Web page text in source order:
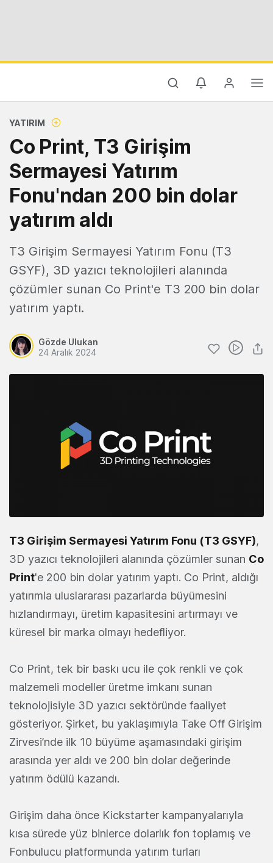
YATIRIM
Co Print, T3 Girişim
Sermayesi Yatırım
Fonu'ndan 200 bin dolar
yatırım aldı
T3 Girişim Sermayesi Yatırım Fonu (T3
GSYF), 3D yazıcı teknolojileri alanında
çözümler sunan Co Print'e T3 200 bin dolar
yatırım yaptı.
Gözde Ulukan
24 Aralık 2024
T3 Girişim Sermayesi Yatırım Fonu (T3 GSYF),
3D yazıcı teknolojileri alanında çözümler sunan Co
Print'e 200 bin dolar yatırım yaptı. Co Print, aldığı
yatırımla uluslararası pazarlarda büyümesini
hızlandırmayı, üretim kapasitesini artırmayı ve
küresel bir marka olmayı hedefliyor.
Co Print, tek bir baskı ucu ile çok renkli ve çok
malzemeli modeller üretme imkanı sunan
teknolojisiyle 3D yazıcı sektöründe faaliyet
gösteriyor. Şirket, bu yaklaşımıyla Take Off Girişim
Zirvesi’nde ilk 10 büyüme aşamasındaki girişim
arasında yer aldı ve 200 bin dolar değerinde
yatırım ödülü kazandı.
Girişim daha önce Kickstarter kampanyalarıyla
kısa sürede yüz binlerce dolarlık fon toplamış ve
Fonbulucu platformunda yatırım turları